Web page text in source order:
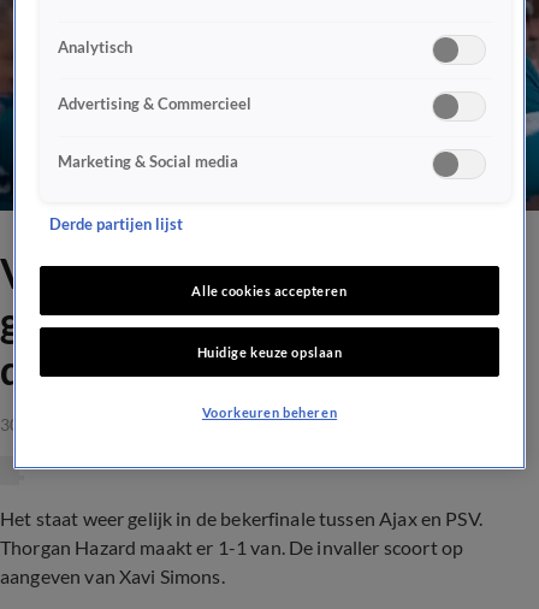
Videogoal: PSV komt op
gelijke hoogte met Ajax
dankzij Hazard
30 apr 2023, 19:44
Het staat weer gelijk in de bekerfinale tussen Ajax en PSV.
Thorgan Hazard maakt er 1-1 van. De invaller scoort op
aangeven van Xavi Simons.
Analytisch
Advertising & Commercieel
Marketing & Social media
Derde partijen lijst
Alle cookies accepteren
Huidige keuze opslaan
Voorkeuren beheren